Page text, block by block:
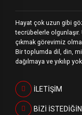
Hayat çok uzun gibi
tecrübelerle
çıkmak görevimiz
Bir toplumda dil, din,
dağılmaya ve yıkılıp
İLETİŞİM
BİZİ